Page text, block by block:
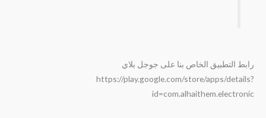
رابط التطبيق الخاص بنا على جوجل بلاي
https://play.google.com/store/apps/details?
id=com.alhaithem.electronic